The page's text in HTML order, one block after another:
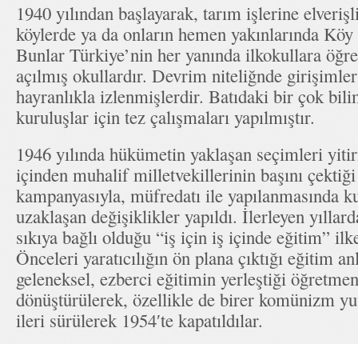
1940 yılından başlayarak, tarım işlerine
köylerde ya da onların hemen yakınlarında
Bunlar Türkiye’nin her yanında ilkokullara
açılmış okullardır. Devrim niteliğnde girişimler
hayranlıkla izlenmişlerdir. Batıdaki bir çok
kuruluşlar için tez çalışmaları yapılmıştır.
1946 yılında hükümetin yaklaşan seçimleri
içinden muhalif milletvekillerinin başını
kampanyasıyla, müfredatı ile yapılanmasında
uzaklaşan değişiklikler yapıldı. İlerleyen
sıkıya bağlı olduğu “iş için iş içinde eğitim”
Önceleri yaratıcılığın ön plana çıktığı eğitim
geleneksel, ezberci eğitimin yerleştiği
dönüştürülerek, özellikle de birer komünizm
ileri sürülerek 1954′te kapatıldılar.